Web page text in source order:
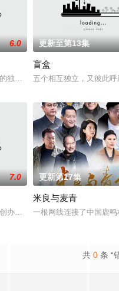
困强联手，携手霍仙姑（陈瑶 饰）
6.0
独家连载漫画《吾凰在上》。现
更新至第13集
盲盒
五个相互独立，又彼此
年江逾白，我喜欢你，哲学和生物
7.0
办大生企业，实业报国的故事。
更新第17集
米良与麦青
一根网线连接了中国鹿
共 0 条 “